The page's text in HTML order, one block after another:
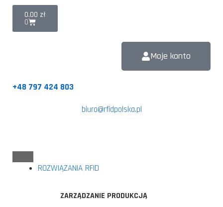
biuro@rfidpolska.pl
+48 797 424 803
Moje konto
0.00 zł
0
ROZWIĄZANIA RFID
ZARZĄDZANIE PRODUKCJĄ